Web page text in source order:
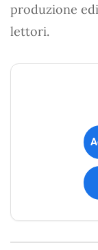
produzione
lettori.